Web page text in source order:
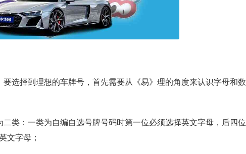
选择到理想的车牌号，首先需要从《易》理的角度来认识字母和数
类：一类为自编自选号牌号码时第一位必须选择英文字母，后四位
文字母；